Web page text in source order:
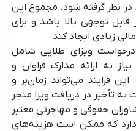
در نظر گرفته شود. مجموع این
توجهی بالا باشد و برای
زیادی ایجاد کند
ویزای طلایی شامل
به ارائه مدارک فراوان و
فرایند می‌تواند زمان‌بر و
تأخیر در دریافت ویزا منجر
حقوقی و مهاجرتی معتبر
دارد که ممکن است هزینه‌های